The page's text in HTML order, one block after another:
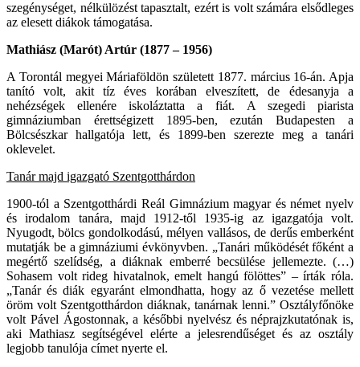
szegénységet, nélkülözést tapasztalt, ezért is volt számára elsődleges
az elesett diákok támogatása.
Mathiász (Marót) Artúr (1877 – 1956)
A Torontál megyei Máriaföldön született 1877. március 16-án. Apja
tanító volt, akit tíz éves korában elveszített, de édesanyja a
nehézségek ellenére iskoláztatta a fiát. A szegedi piarista
gimnáziumban érettségizett 1895-ben, ezután Budapesten a
Bölcsészkar hallgatója lett, és 1899-ben szerezte meg a tanári
oklevelet.
Tanár majd igazgató Szentgotthárdon
1900-tól a Szentgotthárdi Reál Gimnázium magyar és német nyelv
és irodalom tanára, majd 1912-től 1935-ig az igazgatója volt.
Nyugodt, bölcs gondolkodású, mélyen vallásos, de derűs emberként
mutatják be a gimnáziumi évkönyvben. „Tanári működését főként a
megértő szelídség, a diáknak emberré becsülése jellemezte. (…)
Sohasem volt rideg hivatalnok, emelt hangú fölöttes” – írták róla.
„Tanár és diák egyaránt elmondhatta, hogy az ő vezetése mellett
öröm volt Szentgotthárdon diáknak, tanárnak lenni.” Osztályfőnöke
volt Pável Ágostonnak, a későbbi nyelvész és néprajzkutatónak is,
aki Mathiasz segítségével elérte a jelesrendűséget és az osztály
legjobb tanulója címet nyerte el.